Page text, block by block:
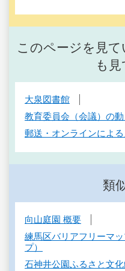
このページを見
も
大泉図書館
教育委員会（会議）の動
郵送・オンラインによ
類
向山庭園 概要
練馬区バリアフリーマ
プ）
石神井公園ふるさと文